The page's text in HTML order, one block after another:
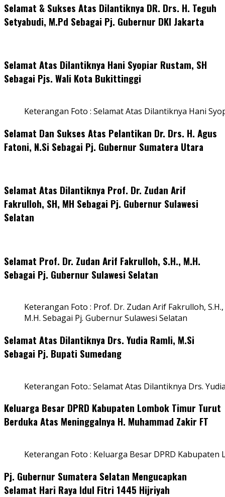
Selamat & Sukses Atas Dilantiknya DR. Drs. H. Teguh
Setyabudi, M.Pd Sebagai Pj. Gubernur DKI Jakarta
Selamat Atas Dilantiknya Hani Syopiar Rustam, SH
Sebagai Pjs. Wali Kota Bukittinggi
Keterangan Foto : Selamat Atas Dilantiknya Hani
Selamat Dan Sukses Atas Pelantikan Dr. Drs. H. Agus
Fatoni, N.Si Sebagai Pj. Gubernur Sumatera Utara
Selamat Atas Dilantiknya Prof. Dr. Zudan Arif
Fakrulloh, SH, MH Sebagai Pj. Gubernur Sulawesi
Selatan
Selamat Prof. Dr. Zudan Arif Fakrulloh, S.H., M.H.
Sebagai Pj. Gubernur Sulawesi Selatan
Keterangan Foto : Prof. Dr. Zudan Arif Fakrulloh, S.H.,
M.H. Sebagai Pj. Gubernur Sulawesi Selatan
Selamat Atas Dilantiknya Drs. Yudia Ramli, M.Si
Sebagai Pj. Bupati Sumedang
Keterangan Foto.: Selamat Atas Dilantiknya Drs.
Keluarga Besar DPRD Kabupaten Lombok Timur Turut
Berduka Atas Meninggalnya H. Muhammad Zakir FT
Keterangan Foto : Keluarga Besar DPRD
Pj. Gubernur Sumatera Selatan Mengucapkan
Selamat Hari Raya Idul Fitri 1445 Hijriyah